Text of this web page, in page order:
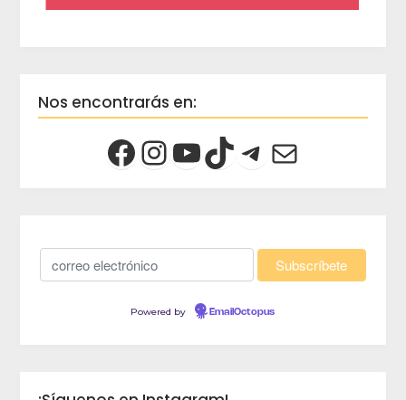
Nos encontrarás en:
Powered by EmailOctopus